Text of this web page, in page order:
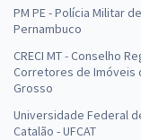
PM PE - Polícia Militar de
Pernambuco
CRECI MT - Conselho
Corretores de Imóveis
Grosso
Universidade Federal
Catalão - UFCAT